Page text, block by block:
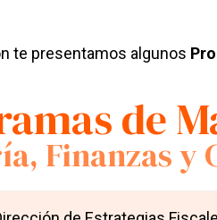
te presentamos algunos
de
Finanzas y